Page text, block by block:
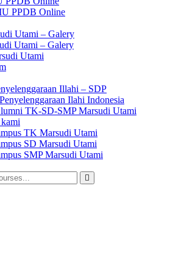
PPDB Online
Utami – Galery
Utami – Galery
Utami
Illahi – SDP
Ilahi Indonesia
TK-SD-SMP Marsudi Utami
TK Marsudi Utami
SD Marsudi Utami
SMP Marsudi Utami